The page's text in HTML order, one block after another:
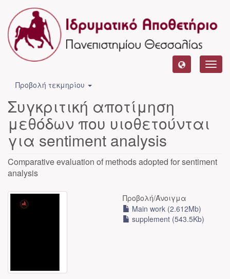
Προβολή τεκμηρίου
Συγκριτική αποτίμηση
μεθόδων που υιοθετούνται
για sentiment analysis
Comparative evaluation of methods adopted for sentiment
analysis
Προβολή/Άνοιγμα
Main work (2.612Mb)
supplement (543.5Kb)